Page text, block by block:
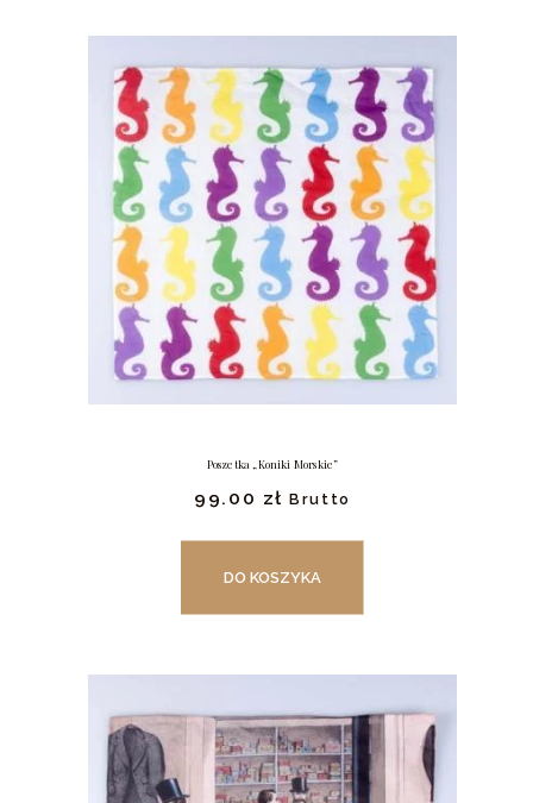
Poszetka „Koniki Morskie”
99. 00 zł Brutto
DO KOSZYKA